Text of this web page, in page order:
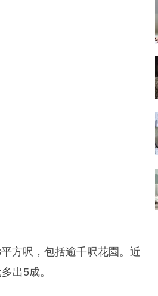
方呎，包括逾千呎花園。近
出5成。